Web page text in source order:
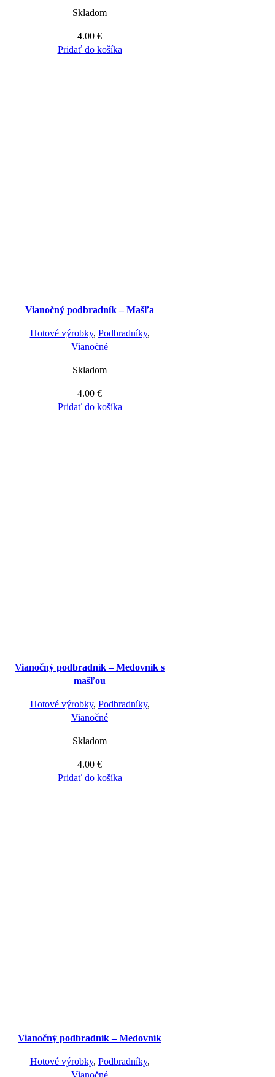
Skladom
4.00 €
Pridať do košíka
Vianočný podbradník – Mašľa
Hotové výrobky, Podbradníky,
Vianočné
Skladom
4.00 €
Pridať do košíka
Vianočný podbradník – Medovník s
mašľou
Hotové výrobky, Podbradníky,
Vianočné
Skladom
4.00 €
Pridať do košíka
Vianočný podbradník – Medovník
Hotové výrobky, Podbradníky,
Vianočné